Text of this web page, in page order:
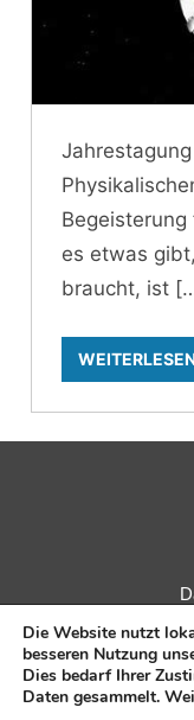
es etwas
braucht, ist
Herausgeber:
Die Website nutzt
besseren Nutzung
Dies bedarf Ihrer
Daten gesammelt.